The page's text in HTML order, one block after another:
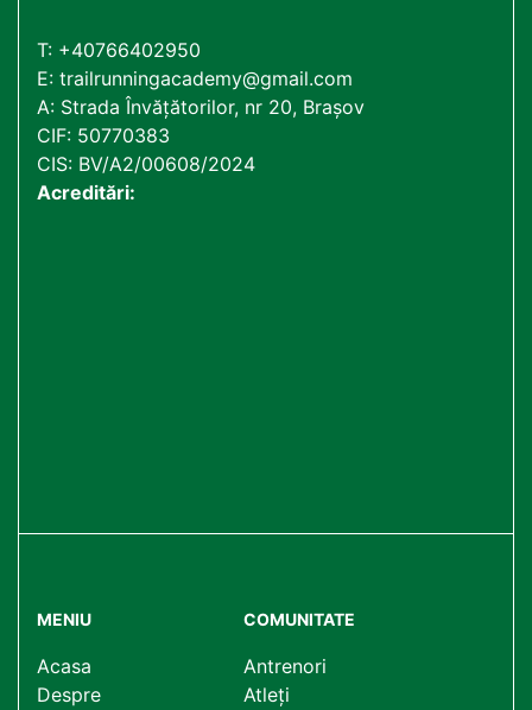
T: +40766402950
E: trailrunningacademy@gmail.com
A: Strada Învățătorilor, nr 20, Brașov
CIF: 50770383
CIS: BV/A2/00608/2024
Acreditări:
MENIU
Acasa
Despre
COMUNITATE
Antrenori
Atleți